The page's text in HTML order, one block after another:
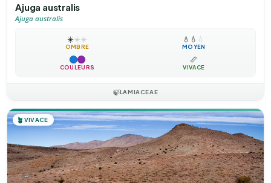
Ajuga australis
Ajuga australis
☀️☀️☀️
OMBRE
💧 💧 💧
MOYEN
COULEURS
📏
VIVACE
🍃LAMIACEAE
🪴 VIVACE